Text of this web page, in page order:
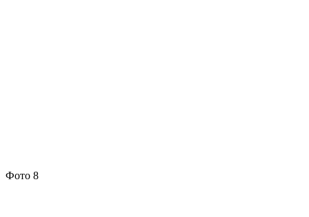
Фото 8